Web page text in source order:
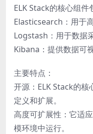
ELK Stack的核心组件
Elasticsearch：用于
Logstash：用于数据
Kibana：提供数据可
主要特点：
开源：ELK Stack的
定义和扩展。
高度可扩展性：它适
模环境中运行。